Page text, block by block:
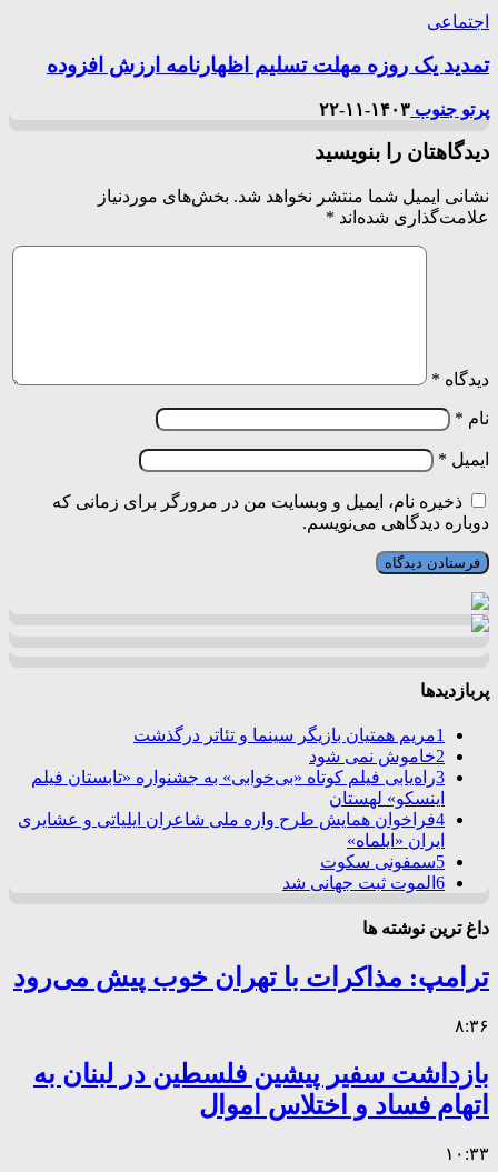
اجتماعی
تمدید یک روزه مهلت تسلیم اظهارنامه ارزش افزوده
پرتو جنوب ۱۴۰۳-۱۱-۲۲
دیدگاهتان را بنویسید
نشانی ایمیل شما منتشر نخواهد شد. بخش‌های موردنیاز
علامت‌گذاری شده‌اند *
دیدگاه *
نام *
ایمیل *
ذخیره نام، ایمیل و وبسایت من در مرورگر برای زمانی که
دوباره دیدگاهی می‌نویسم.
پربازدیدها
1مریم همتیان بازیگر سینما و تئاتر درگذشت
2خاموش نمی شود
3راه‌یابی فیلم کوتاه «بی‌خوابی» به جشنواره «تابستان فیلم
اینسکو» لهستان
4فراخوان همایش طرح واره ملی شاعران ایلیاتی و عشایری
ایران «ایلماه»
5سمفونی سکوت
6 الموت ثبت جهانی شد
داغ ترین نوشته ها
ترامپ: مذاکرات با تهران خوب پیش می‌رود
۸:۳۶
بازداشت سفیر پیشین فلسطین در لبنان به
اتهام فساد و اختلاس اموال
۱۰:۳۳